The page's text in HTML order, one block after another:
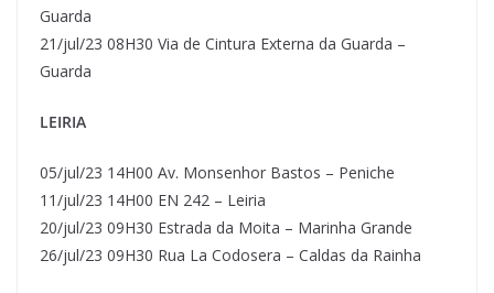
Guarda
21/jul/23 08H30 Via de Cintura Externa da Guarda –
Guarda
LEIRIA
05/jul/23 14H00 Av. Monsenhor Bastos – Peniche
11/jul/23 14H00 EN 242 – Leiria
20/jul/23 09H30 Estrada da Moita – Marinha Grande
26/jul/23 09H30 Rua La Codosera – Caldas da Rainha​